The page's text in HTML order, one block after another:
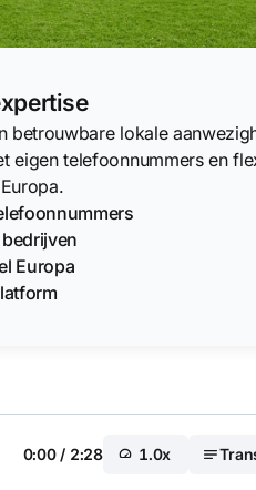
betrouwbare lokale
eigen telefoonnummers en
bedrijven
Europa
0:00/ 2:28 1.0x